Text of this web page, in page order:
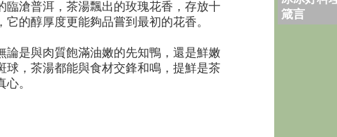
臨滄普洱，茶湯飄出的玫瑰花香，存放十
的醇厚度更能夠品嘗到最初的花香。
論是與肉質飽滿油嫩的先知鴨，還是鮮嫩
球，茶湯都能與食材交鋒和鳴，提鮮是茶
。
箴言